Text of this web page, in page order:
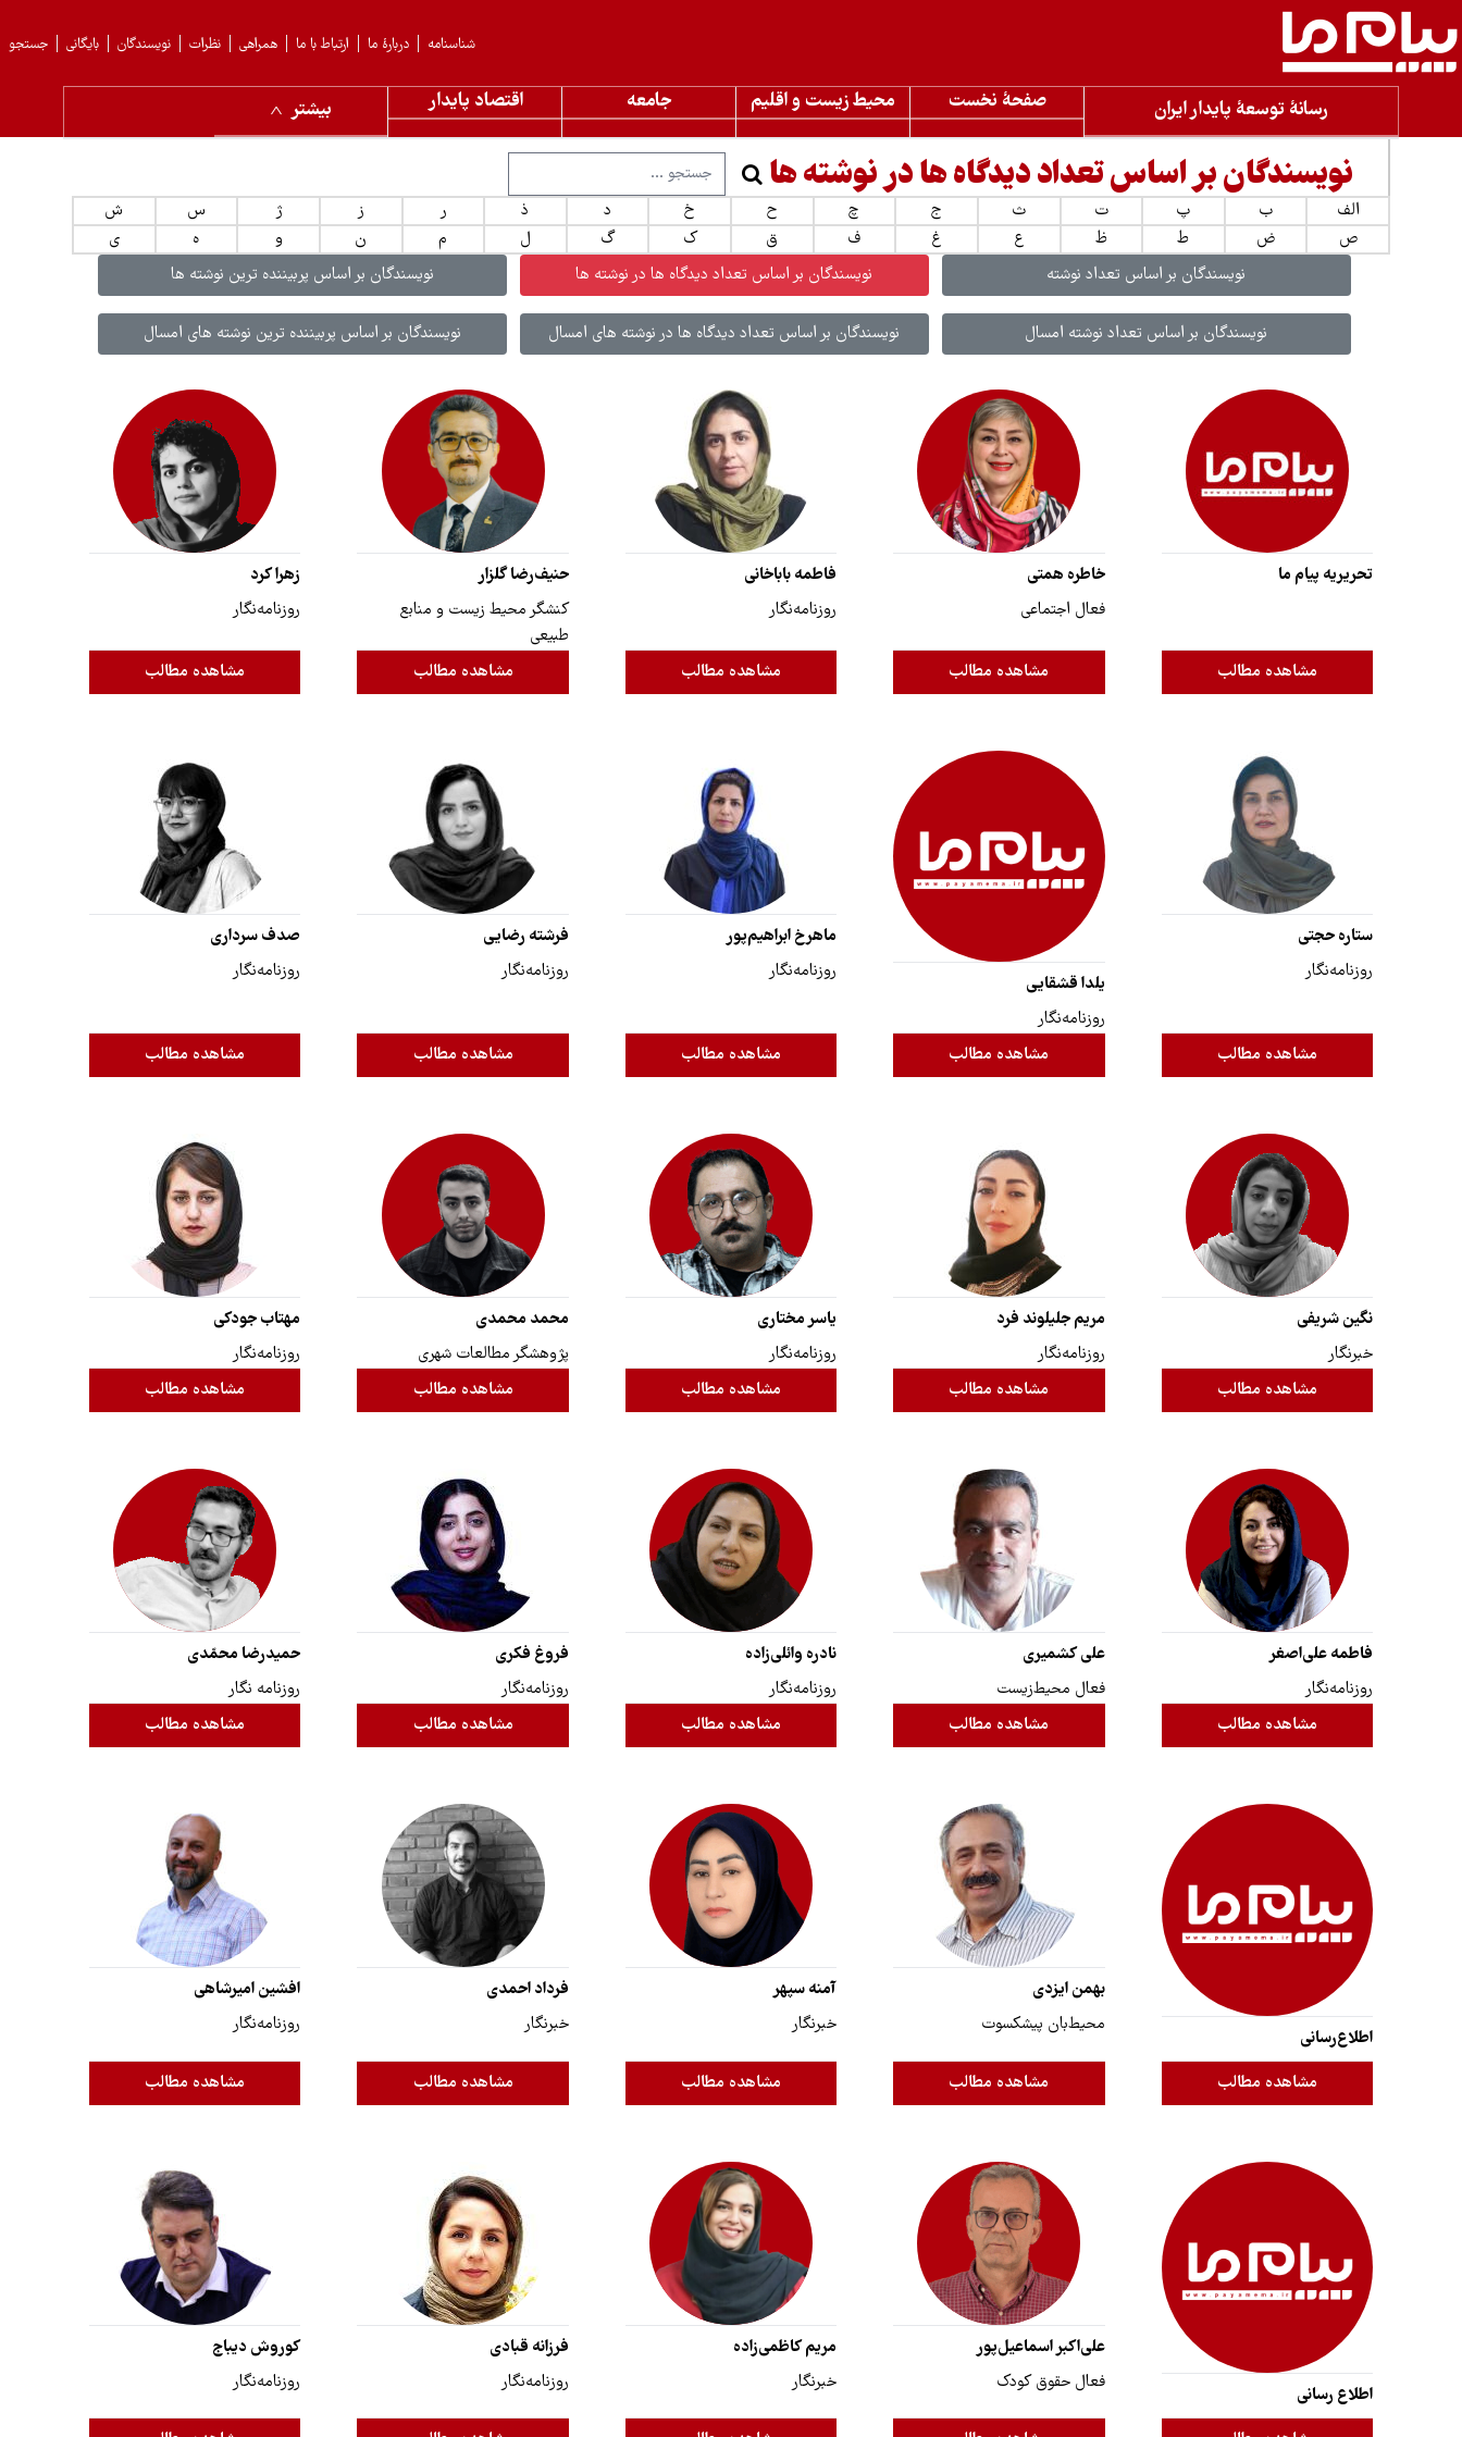
جستجو بایگانی نویسندگان نظرات همراهی ارتباط با ما دربارهٔ ما شناسنامه
رسانۀ توسعۀ پایدار ایران صفحۀ نخست محیط زیست و اقلیم جامعه اقتصاد پایدار بیشتر
نویسندگان بر اساس تعداد دیدگاه ها در نوشته ها
الف ب پ ت ث ج چ ح خ د ذ ر ز ژ س
ش
ص
ض ط ظ ع غ ف ق ک گ ل م ن و ه
ی
نویسندگان بر اساس تعداد نوشته
نویسندگان بر اساس تعداد دیدگاه ها در نوشته ها نویسندگان بر اساس پربیننده ترین نوشته ها
نویسندگان بر اساس تعداد نوشته امسال نویسندگان بر اساس تعداد دیدگاه ها در نوشته های امسال نویسندگان بر اساس پربیننده ترین نوشته های امسال
تحریریه پیام ما
مشاهده مطالب
خاطره همتی
فعال اجتماعی
مشاهده مطالب
فاطمه باباخانی
روزنامه‌نگار
مشاهده مطالب
حنیف‌رضا گلزار
کنشگر محیط زیست و منابع
طبیعی
مشاهده مطالب
زهرا کرد
روزنامه‌نگار
مشاهده مطالب
ستاره حجتی
روزنامه‌نگار
مشاهده مطالب
یلدا قشقایی
روزنامه‌نگار
مشاهده مطالب
ماهرخ ابراهیم‌پور
روزنامه‌نگار
مشاهده مطالب
فرشته رضایی
روزنامه‌نگار
مشاهده مطالب
صدف سرداری
روزنامه‌نگار
مشاهده مطالب
نگین شریفی
خبرنگار
مشاهده مطالب
مریم جلیلوند فرد
روزنامه‌نگار
مشاهده مطالب
یاسر مختاری
روزنامه‌نگار
مشاهده مطالب
محمد محمدی
پژوهشگر مطالعات شهری
مشاهده مطالب
مهتاب جودکی
روزنامه‌نگار
مشاهده مطالب
فاطمه علی‌اصغر
روزنامه‌نگار
مشاهده مطالب
علی کشمیری
فعال محیط‌زیست
مشاهده مطالب
نادره وائلی‌زاده
روزنامه‌نگار
مشاهده مطالب
فروغ فکری
روزنامه‌نگار
مشاهده مطالب
حمیدرضا محمّدی
روزنامه نگار
مشاهده مطالب
اطلاع‌رسانی
مشاهده مطالب
بهمن ایزدی
محیط‌بان پیشکسوت
مشاهده مطالب
آمنه سپهر
خبرنگار
مشاهده مطالب
فرداد احمدی
خبرنگار
مشاهده مطالب
افشین امیرشاهی
روزنامه‌نگار
مشاهده مطالب
اطلاع رسانی
علی‌اکبر اسماعیل‌پور
فعال حقوق کودک
مریم کاظمی‌زاده
خبرنگار
فرزانه قبادی
روزنامه‌نگار
کوروش دیباج
روزنامه‌نگار